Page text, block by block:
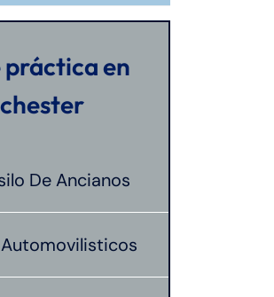
práctica en
De Ancianos